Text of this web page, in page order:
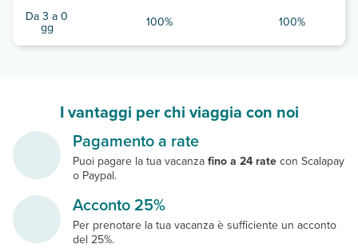
Da 3 a 0
gg 100% 100%
I vantaggi per chi viaggia con noi
Pagamento a rate
Puoi pagare la tua vacanzafino a 24 ratecon Scalapay
o Paypal.
Acconto 25%
Per prenotare la tua vacanza è sufficiente un acconto
del 25%.